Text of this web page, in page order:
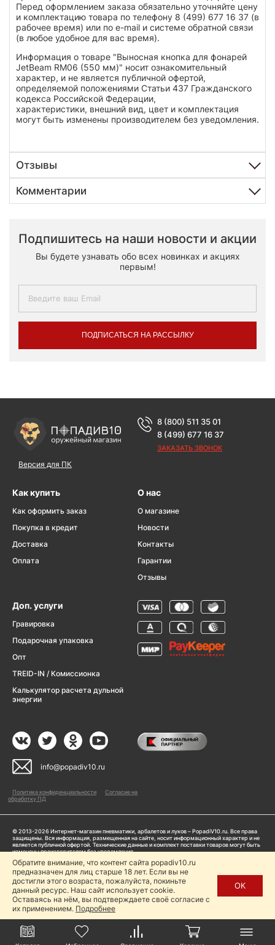
Перед оформлением заказа обязательно уточняйте цену
и комплектацию товара по телефону 8 (499) 677 16 37 (в
рабочее время) или по e-mail и системе обратной связи
(в любое удобное для вас время).
Информация о товаре "Выносная кнопка для фонарей
JetBeam RM06 (550 мм)" носит ознакомительный
характер, и не является публичной офертой,
определяемой положениями Статьи 437 Гражданского
кодекса Российской Федерации,
характеристики, внешний вид, цвет и комплектация
могут быть изменены производителем без уведомления.
Отзывы
Комментарии
Подпишитесь на наши новости и акции
Вы будете узнавать обо всех новинках и акциях
первым!
ПОДПИСАТЬСЯ НА РАССЫЛКУ
Версия для ПК
8 (800) 511 35 01
8 (499) 677 16 37
ЗАКАЗАТЬ ЗВОНОК
Как купить
Как оформить заказ
Покупка в кредит
Доставка
Оплата
О нас
О магазине
Новости
Контакты
Гарантии
Отзывы
Доп. услуги
Гравировка
Подарочная упаковка
Опт
TREID-IN / Комиссионка
Калькулятор расчета дульной
энергии
info@popadiv10.ru
Политика конфиденциальности
Согласие на
обработку ПД
© 2013-2026 Интернет-магазин пневматики, арбалетов и луков – PopadiV10.ru. Все права
защищены. Вся информация, размещенная на сайте, носит информационный характер и не
является публичной офертой. Технические данные и комплект поставки товаров могут быть
изменены производителем без уведомления
Пользуясь сайтом Popadiv10.ru, пользователь автоматически соглашается с условиями,
прописанными в
Политике конфиденциальности
Копирование любой информации (тексты, фото, видео и др.) с сайта Popadiv10 запрещено,
за исключением наличия письменного согласия администрации сайта Popadiv10.
Обратите внимание, что контент сайта popadiv10.ru
предназначен для лиц старше 18 лет. Если вы не
достигли этого возраста, пожалуйста, покиньте
данный ресурс. Наш сайт использует cookie.
Оставаясь на нём, вы подтверждаете своё согласие с
их применением. Подробнее
ОК